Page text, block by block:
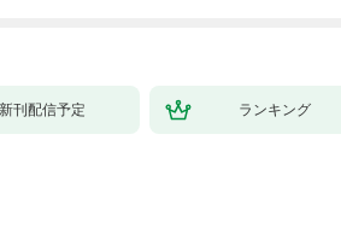
新刊配信予定 ランキング